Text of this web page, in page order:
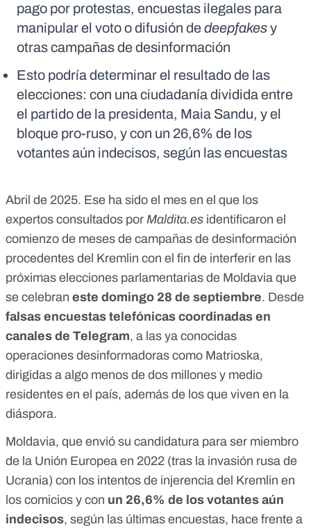
pago por protestas, encuestas ilegales para
manipular el voto o difusión dedeepfakesy
otras campañas de desinformación
Esto podría determinar el resultado de las
elecciones: con una ciudadanía dividida entre
el partido de la presidenta, Maia Sandu, y el
bloque pro-ruso, y con un 26,6% de los
votantes aún indecisos, según las encuestas
Abril de 2025. Ese ha sido el mes en el que los
expertos consultados por Maldita.es identificaron el
comienzo de meses de campañas de desinformación
procedentes del Kremlin con el fin de interferir en las
próximas elecciones parlamentarias de Moldavia que
se celebran este domingo 28 de septiembre. Desde
falsas encuestas telefónicas coordinadas en
canales de Telegram, a las ya conocidas
operaciones desinformadoras como Matrioska,
dirigidas a algo menos de dos millones y medio
residentes en el país, además de los que viven en la
diáspora.
Moldavia, que envió su candidatura para ser miembro
de la Unión Europea en 2022 (tras la invasión rusa de
Ucrania) con los intentos de injerencia del Kremlin en
los comicios y con un 26,6% de los votantes aún
indecisos, según las últimas encuestas, hace frente a